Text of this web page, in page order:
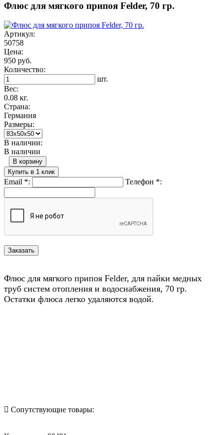
Флюс для мягкого припоя Felder, 70 гр.
Артикул:
50758
Цена:
950 руб.
Количество:
шт.
Вес:
0.08 кг.
Страна:
Германия
Размеры:
В наличии:
В наличии
В корзину
Купить в 1 клик
Email *: Телефон *:
Флюс для мягкого припоя Felder, для пайки медных
труб систем отопления и водоснабжения, 70 гр.
Остатки флюса легко удаляются водой.
Сопутствующие товары: